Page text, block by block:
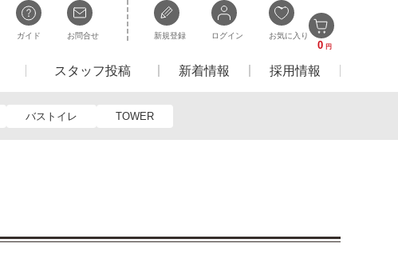
ガイド お問合せ 新規登録 ログイン お気に入り
0 円
スタッフ投稿 新着情報 採用情報
バストイレ TOWER